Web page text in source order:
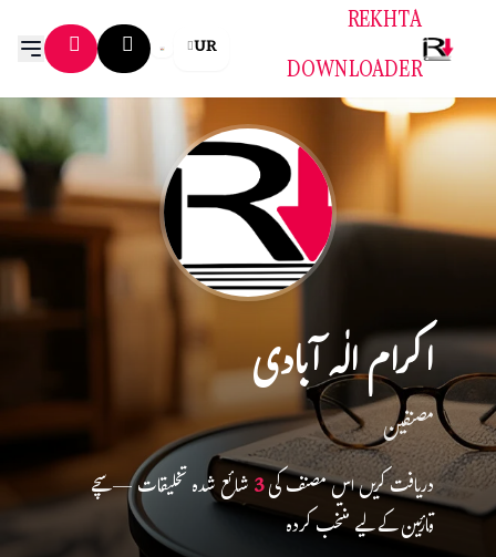
REKHTA
DOWNLOADER
UR
اکرام الٰہ آبادی
مصنفین
دریافت کریں اس مصنف کی3شائع شدہ تخلیقات — سچے
قارئین کے لیے منتخب کردہ